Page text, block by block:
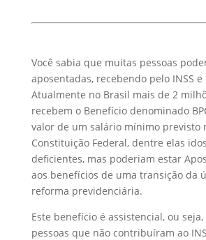
Você sabia que muitas pessoas
aposentadas, recebendo pelo INSS e
Atualmente no Brasil mais de 2
recebem o Benefício denominado
valor de um salário mínimo previsto
Constituição Federal, dentre elas
deficientes, mas poderiam estar
aos benefícios de uma transição da
reforma previdenciária.
Este benefício é assistencial, ou
pessoas que não contribuíram ao